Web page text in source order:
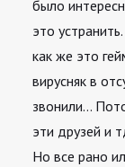
было
это
как же это
вирусняк в
звонили…
эти друзей и
Но все рано